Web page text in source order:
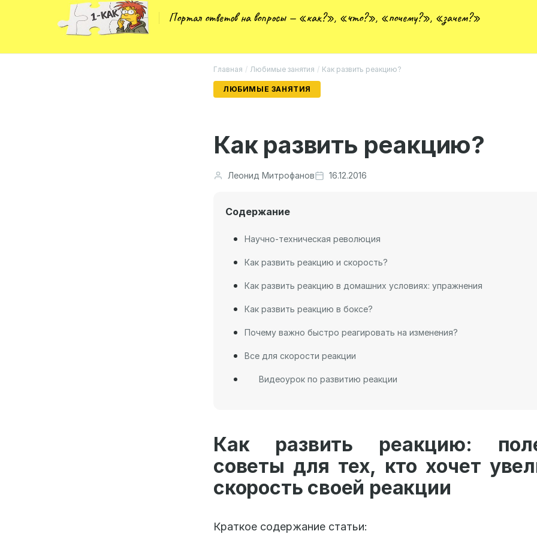
Портал ответов на вопросы — «как?», «что?», «почему?», «зачем?»
Главная / Любимые занятия / Как развить реакцию?
ЛЮБИМЫЕ ЗАНЯТИЯ
Как развить реакцию?
Леонид Митрофанов 16.12.2016
Содержание
Научно-техническая революция
Как развить реакцию и скорость?
Как развить реакцию в домашних условиях: упражнения
Как развить реакцию в боксе?
Почему важно быстро реагировать на изменения?
Все для скорости реакции
Видеоурок по развитию реакции
Как развить реакцию:
советы для тех, кто хочет
скорость своей реакции
Краткое содержание статьи: